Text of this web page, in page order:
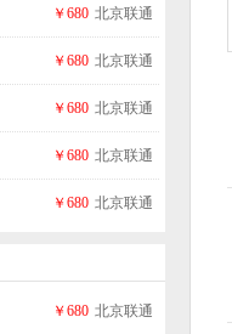
北京联通
￥680
北京联通
￥680
北京联通
￥680
北京联通
￥680
北京联通
￥680
北京联通
￥680